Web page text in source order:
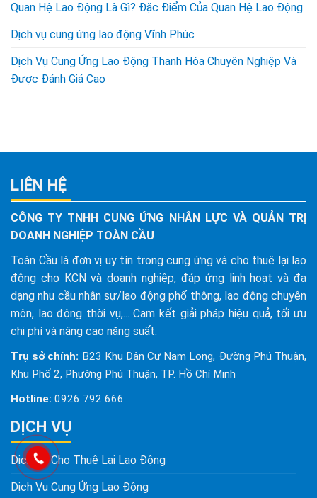
Quan Hệ Lao Động Là Gì? Đặc Điểm Của Quan Hệ Lao Động
Dịch vụ cung ứng lao động Vĩnh Phúc
Dịch Vụ Cung Ứng Lao Động Thanh Hóa Chuyên Nghiệp Và
Được Đánh Giá Cao
LIÊN HỆ
CÔNG TY TNHH CUNG ỨNG NHÂN LỰC VÀ QUẢN TRỊ
DOANH NGHIỆP TOÀN CẦU
Toàn Cầu là đơn vị uy tín trong cung ứng và cho thuê lại lao
động cho KCN và doanh nghiệp, đáp ứng linh hoạt và đa
dạng nhu cầu nhân sự/lao động phổ thông, lao động chuyên
môn, lao động thời vụ,... Cam kết giải pháp hiệu quả, tối ưu
chi phí và nâng cao năng suất.
Trụ sở chính: B23 Khu Dân Cư Nam Long, Đường Phú Thuận,
Khu Phố 2, Phường Phú Thuận, TP. Hồ Chí Minh
Hotline: 0926 792 666
DỊCH VỤ
Dịch Vụ Cho Thuê Lại Lao Động
Dịch Vụ Cung Ứng Lao Động